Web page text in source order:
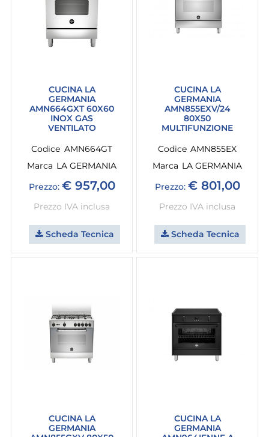
CUCINA LA
GERMANIA
AMN664GXT 60X60
INOX GAS
VENTILATO
Codice AMN664GT
Marca LA GERMANIA
Prezzo: € 957,00
Prezzo IVA inclusa
Scheda Tecnica
CUCINA LA
GERMANIA
AMN855EXV/24
80X50
MULTIFUNZIONE
Codice AMN855EX
Marca LA GERMANIA
Prezzo: € 801,00
Prezzo IVA inclusa
Scheda Tecnica
CUCINA LA
GERMANIA
CUCINA LA
GERMANIA